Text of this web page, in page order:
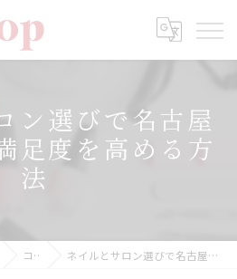
ン選びで名古屋
足度を高める方
法
コラム ネイルとサロン選びで名古屋駅エリアの満足度を高める方法